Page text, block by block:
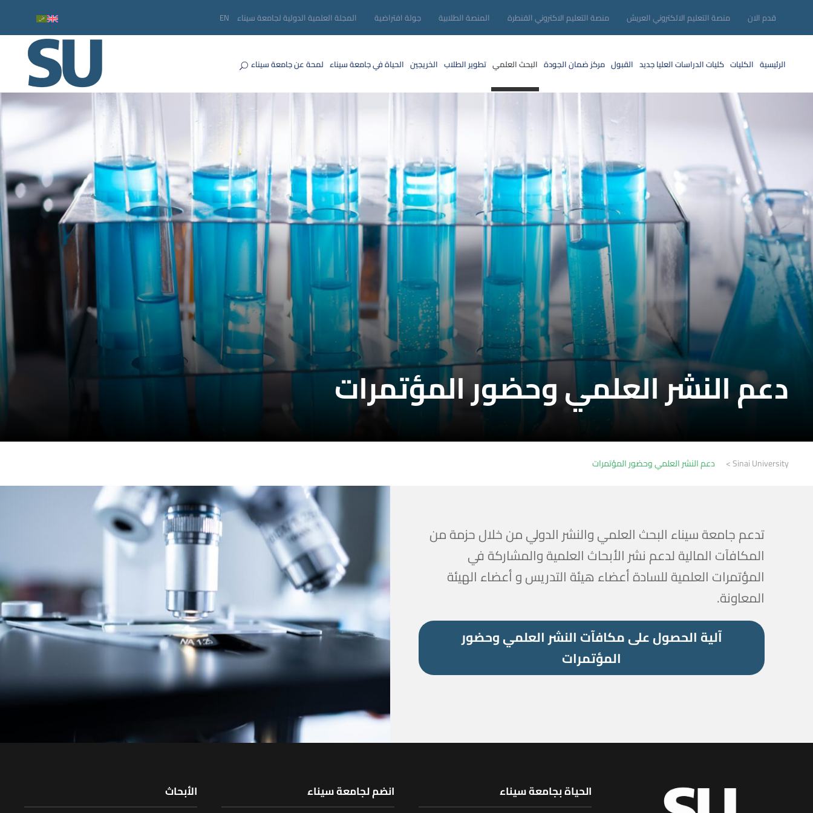
قدم الان منصة التعليم الالكتروني العريش منصة التعليم الاكتروني القنطرة المنصة الطلابية جولة افتراضية المجلة العلمية الدولية لجامعة سيناء EN
الرئيسية الكليات كليات الدراسات العلياجديد القبول مركز ضمان الجودة البحث العلمي تطوير الطلاب الخريجين الحياة في جامعة سيناء لمحة عن جامعة سيناء
دعم النشر العلمي وحضور المؤتمرات
Sinai University
> دعم النشر العلمي وحضور المؤتمرات
تدعم جامعة سيناء البحث العلمي والنشر الدولي من خلال حزمة من
المكافآت المالية لدعم نشر الأبحاث العلمية والمشاركة في
المؤتمرات العلمية للسادة أعضاء هيئة التدريس و أعضاء الهيئة
المعاونة.
آلية الحصول على مكافآت النشر العلمي وحضور
المؤتمرات
الحياة بجامعة سيناء انضم لجامعة سيناء الأبحاث